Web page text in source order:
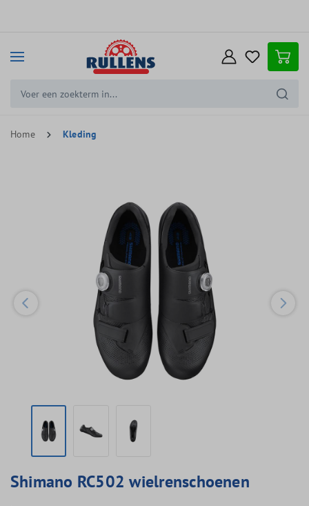
Home Kleding
Shimano RC502 wielrenschoenen